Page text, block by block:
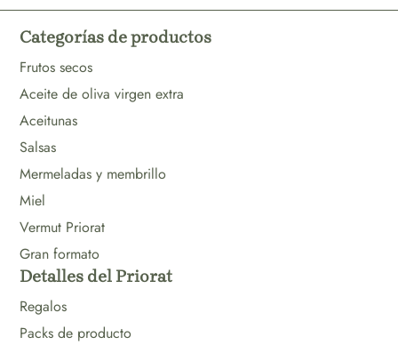
Categorías de productos
Frutos secos
Aceite de oliva virgen extra
Aceitunas
Salsas
Mermeladas y membrillo
Miel
Vermut Priorat
Gran formato
Detalles del Priorat
Regalos
Packs de producto